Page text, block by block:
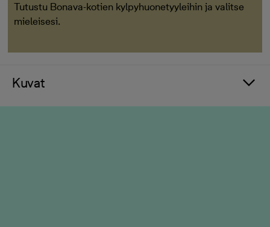
Tutustu Bonava-kotien kylpyhuonetyyleihin ja valitse
mieleisesi.
Kuvat